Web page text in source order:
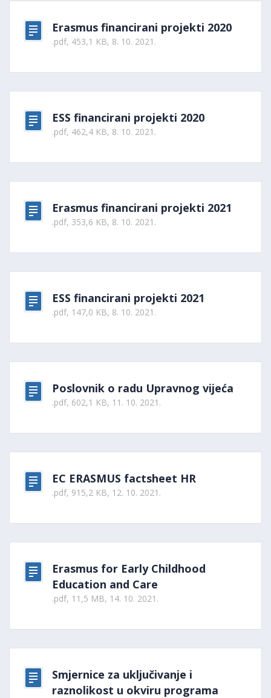
Erasmus financirani projekti 2020
.pdf, 453,1 KB, 8. 10. 2021.
ESS financirani projekti 2020
.pdf, 462,4 KB, 8. 10. 2021.
Erasmus financirani projekti 2021
.pdf, 353,6 KB, 8. 10. 2021.
ESS financirani projekti 2021
.pdf, 147,0 KB, 8. 10. 2021.
Poslovnik o radu Upravnog vijeća
.pdf, 602,1 KB, 11. 10. 2021.
EC ERASMUS factsheet HR
.pdf, 915,2 KB, 12. 10. 2021.
Erasmus for Early Childhood
Education and Care
.pdf, 11,5 MB, 14. 10. 2021.
Smjernice za uključivanje i
raznolikost u okviru programa